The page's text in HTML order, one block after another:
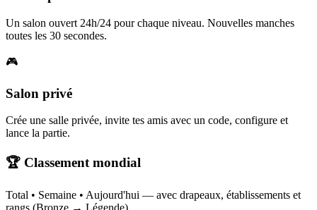
Un salon ouvert 24h/24 pour chaque niveau. Nouvelles manches
toutes les 30 secondes.
🎮
Salon privé
Crée une salle privée, invite tes amis avec un code, configure et
lance la partie.
🏆 Classement mondial
Total • Semaine • Aujourd'hui — avec drapeaux, établissements et
rangs (Bronze → Légende)